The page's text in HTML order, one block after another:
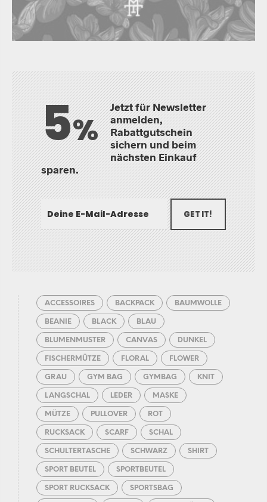
5%
Jetzt für Newsletter
anmelden,
Rabattgutschein
sichern und beim
nächsten Einkauf
sparen.
GET IT!
ACCESSOIRES BACKPACK BAUMWOLLE
BEANIE BLACK BLAU
BLUMENMUSTER CANVAS DUNKEL
FISCHERMÜTZE FLORAL FLOWER
GRAU GYM BAG GYMBAG KNIT
LANGSCHAL LEDER MASKE
MÜTZE PULLOVER ROT
RUCKSACK SCARF SCHAL
SCHULTERTASCHE SCHWARZ SHIRT
SPORT BEUTEL SPORTBEUTEL
SPORT RUCKSACK SPORTSBAG